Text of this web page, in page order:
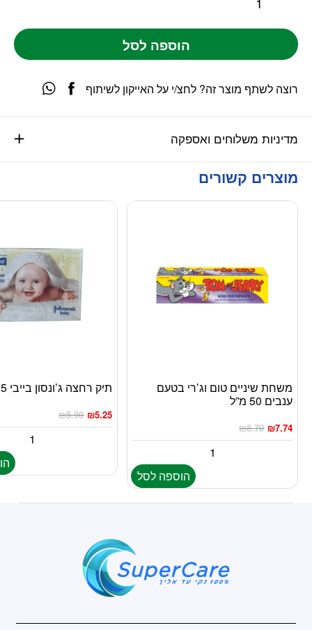
הוספה לסל
מדיניות משלוחים ואספקה
רוצה לשתף מוצר זה? לחצ/י על האייקון לשיתוף
מוצרים קשורים
משחת שיניים טום וג’רי בטעם
ענבים 50 מ”ל
₪8.70 ₪7.74
הוספה לסל
תיק רחצה ג’ונסון בייבי 15*25 ס”מ
₪5.90 ₪5.25